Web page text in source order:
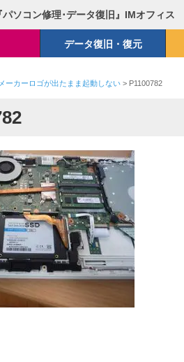
ソコン修理･データ復旧』IMオフィス
データ復旧・復元
メーカーロゴが出たまま起動しない> P1100782